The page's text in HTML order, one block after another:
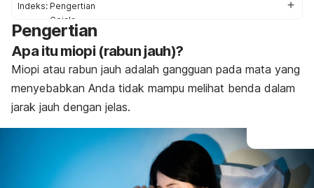
Indeks: Pengertian
Gejala
Penyebab
Faktor risiko
Komplikasi
Diagnosis
Pengobatan
Pengertian
Apa itu miopi (rabun jauh)?
Miopi atau rabun jauh adalah gangguan pada mata yang
menyebabkan Anda tidak mampu melihat benda dalam
jarak jauh dengan jelas.